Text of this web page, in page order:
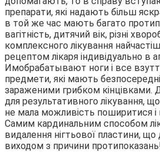
препарати, які надають більш
в той же час мають багато
вагітність, дитячий вік, різні
комплексного лікування
рецептом лікаря індивідуально в
Имобрабатывают ноги і все
предмети, які мають
зараженими грибком кінцівками.
для результативного лікування,
не мала можливість поширитися
Самим кардинальним способом
видалення нігтьової пластини,
виходом з причини